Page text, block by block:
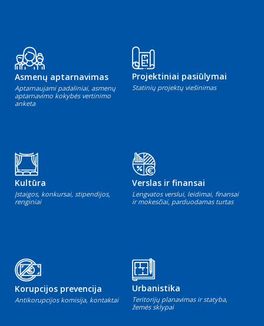
Asmenų aptarnavimas
Aptarnaujami padaliniai, asmenų
aptarnavimo kokybės vertinimo
anketa
Projektiniai pasiūlymai
Statinių projektų viešinimas
Kultūra
Įstaigos, konkursai, stipendijos,
renginiai
Verslas ir finansai
Lengvatos verslui, leidimai, finansai
ir mokesčiai, parduodamas turtas
Korupcijos prevencija
Antikorupcijos komisija, kontaktai
Urbanistika
Teritorijų planavimas ir statyba,
žemės sklypai